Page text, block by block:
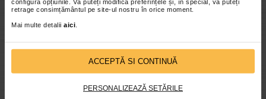
retrage consimțământul pe site-ul nostru în orice moment.
Mai multe detalii aici
ACCEPTĂ SI CONTINUĂ
PERSONALIZEAZĂ SETĂRILE